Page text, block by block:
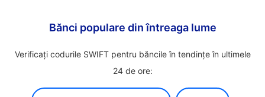
Bănci populare din întreaga lume
Verificați codurile SWIFT pentru băncile în tendințe în ultimele
24 de ore: